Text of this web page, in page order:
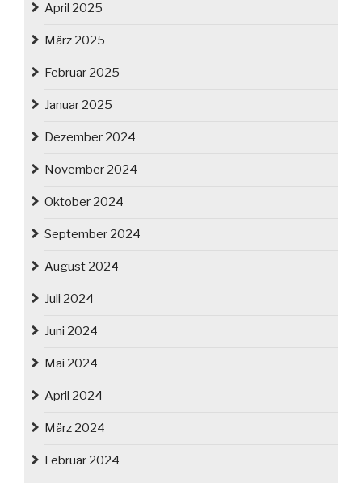
April 2025
März 2025
Februar 2025
Januar 2025
Dezember 2024
November 2024
Oktober 2024
September 2024
August 2024
Juli 2024
Juni 2024
Mai 2024
April 2024
März 2024
Februar 2024